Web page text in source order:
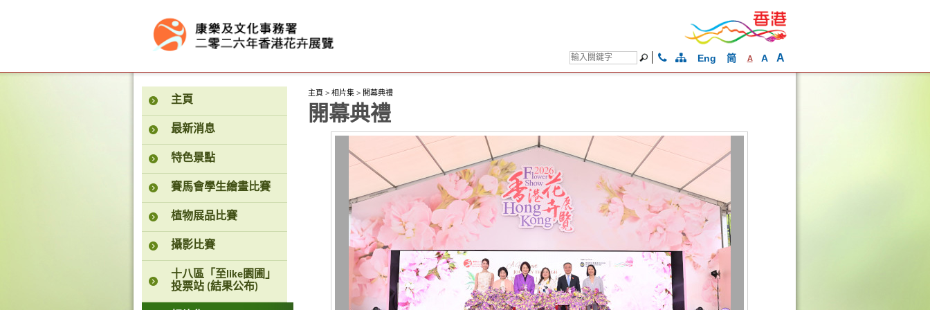
Eng 简 A A A
按“Tab”進入菜單
主頁
最新消息
特色景點
賽馬會學生繪畫比賽
植物展品比賽
攝影比賽
十八區「至like園圃」
投票站 (結果公布)
主頁 > 相片集> 開幕典禮
開幕典禮